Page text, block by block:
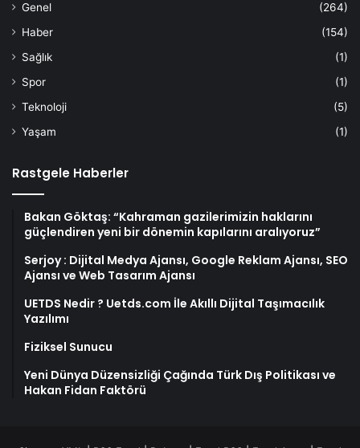
Genel
(264)
Haber
(154)
Sağlık
(1)
Spor
(1)
Teknoloji
(5)
Yaşam
(1)
Rastgele Haberler
Bakan Göktaş: “Kahraman gazilerimizin haklarını
güçlendiren yeni bir dönemin kapılarını aralıyoruz”
Serjoy : Dijital Medya Ajansı, Google Reklam Ajansı, SEO
Ajansı ve Web Tasarım Ajansı
UETDS Nedir ? Uetds.com İle Akıllı Dijital Taşımacılık
Yazılımı
Fiziksel Sunucu
Yeni Dünya Düzensizliği Çağında Türk Dış Politikası ve
Hakan Fidan Faktörü